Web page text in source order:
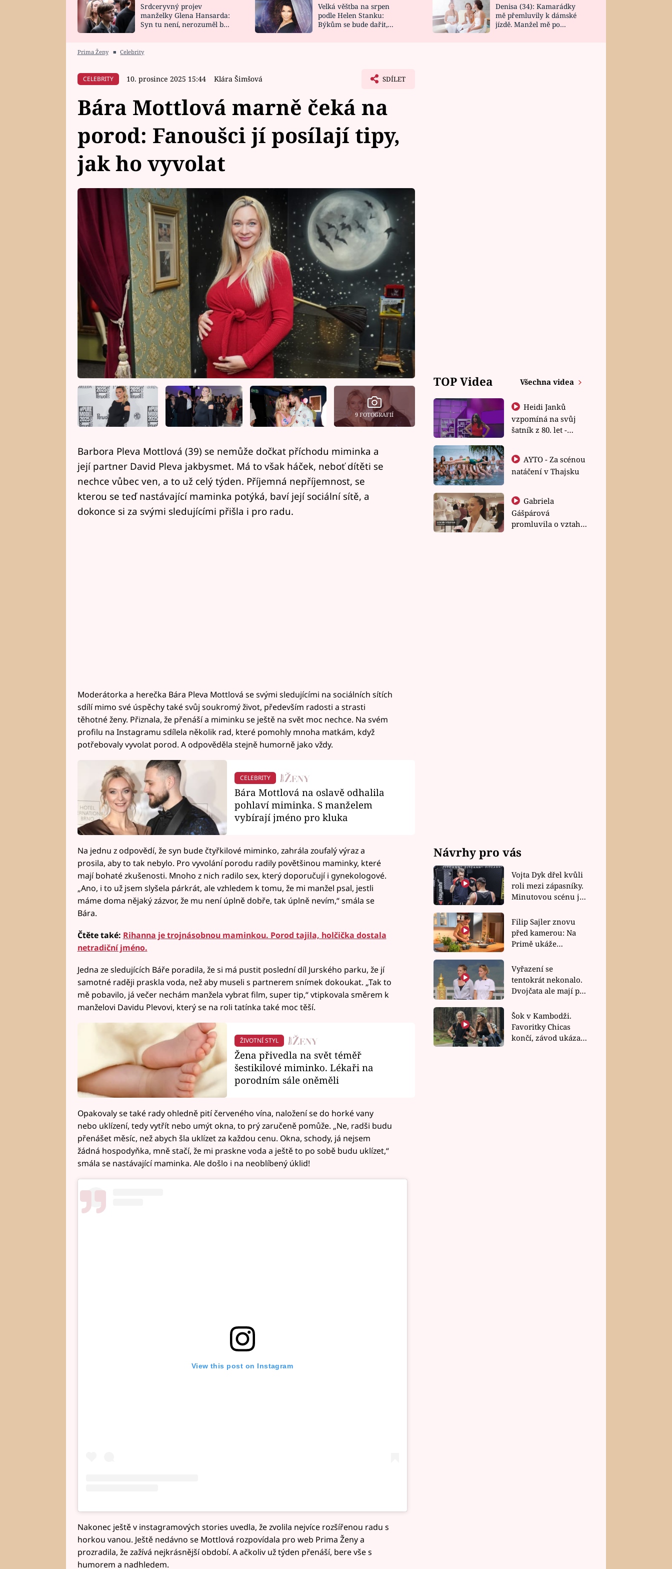
HOROSKOP NA
CELEBRITY
VAŘENÍ
NOVINKY
VIDEORECEPTY
DESIGN
Srdceryvný projev
manželky Glena Hansarda:
Syn tu není, nerozuměl by
Velká věštba na srpen
podle Helen Stanku:
Býkům se bude dařit,
Denisa (34): Kamarádky
mě přemluvily k dámské
jízdě. Manžel mě po
Prima Ženy ■ Celebrity
CELEBRITY 10. prosince 2025 15:44 Klára Šimšová SDÍLET
Bára Mottlová marně čeká na
porod: Fanoušci jí posílají tipy,
jak ho vyvolat
9 FOTOGRAFIÍ
Barbora Pleva Mottlová (39) se nemůže dočkat příchodu miminka a
její partner David Pleva jakbysmet. Má to však háček, neboť dítěti se
nechce vůbec ven, a to už celý týden. Příjemná nepříjemnost, se
kterou se teď nastávající maminka potýká, baví její sociální sítě, a
dokonce si za svými sledujícími přišla i pro radu.
Moderátorka a herečka Bára Pleva Mottlová se svými sledujícími na sociálních sítích
sdílí mimo své úspěchy také svůj soukromý život, především radosti a strasti
těhotné ženy. Přiznala, že přenáší a miminku se ještě na svět moc nechce. Na svém
profilu na Instagramu sdílela několik rad, které pomohly mnoha matkám, když
potřebovaly vyvolat porod. A odpověděla stejně humorně jako vždy.
CELEBRITY
Bára Mottlová na oslavě odhalila
pohlaví miminka. S manželem
vybírají jméno pro kluka
Na jednu z odpovědí, že syn bude čtyřkilové miminko, zahrála zoufalý výraz a
prosila, aby to tak nebylo. Pro vyvolání porodu radily povětšinou maminky, které
mají bohaté zkušenosti. Mnoho z nich radilo sex, který doporučují i gynekologové.
„Ano, i to už jsem slyšela párkrát, ale vzhledem k tomu, že mi manžel psal, jestli
máme doma nějaký zázvor, že mu není úplně dobře, tak úplně nevím,“ smála se
Bára.
Čtěte také: Rihanna je trojnásobnou maminkou. Porod tajila, holčička dostala
netradiční jméno.
Jedna ze sledujících Báře poradila, že si má pustit poslední díl Jurského parku, že jí
samotné raději praskla voda, než aby museli s partnerem snímek dokoukat. „Tak to
mě pobavilo, já večer nechám manžela vybrat film, super tip,“ vtipkovala směrem k
manželovi Davidu Plevovi, který se na roli tatínka také moc těší.
ŽIVOTNÍ STYL
Žena přivedla na svět téměř
šestikilové miminko. Lékaři na
porodním sále oněměli
Opakovaly se také rady ohledně pití červeného vína, naložení se do horké vany
nebo uklízení, tedy vytřít nebo umýt okna, to prý zaručeně pomůže. „Ne, radši budu
přenášet měsíc, než abych šla uklízet za každou cenu. Okna, schody, já nejsem
žádná hospodyňka, mně stačí, že mi praskne voda a ještě to po sobě budu uklízet,“
smála se nastávající maminka. Ale došlo i na neoblíbený úklid!
View this post on Instagram
Nakonec ještě v instagramových stories uvedla, že zvolila nejvíce rozšířenou radu s
horkou vanou. Ještě nedávno se Mottlová rozpovídala pro web Prima Ženy a
prozradila, že zažívá nejkrásnější období. A ačkoliv už týden přenáší, bere vše s
humorem a nadhledem.
TOP Videa Všechna videa
Heidi Janků
vzpomíná na svůj
šatník z 80. let -
natáčení v Thajsku
Gabriela
Gášpárová
promluvila o vztahu
Návrhy pro vás
Vojta Dyk dřel kvůli
roli mezi zápasníky.
Minutovou scénu jel
Filip Sajler znovu
před kamerou: Na
Primě ukáže
rychlé recepty
Vyřazení se
tentokrát nekonalo.
Dvojčata ale mají po
závodu nůž na krku
Šok v Kambodži.
Favoritky Chicas
končí, závod ukázal